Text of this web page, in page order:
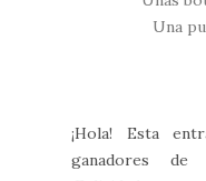
Una
¡Hola! Esta
ganadores de